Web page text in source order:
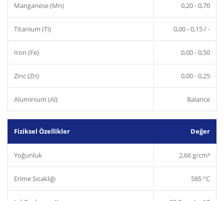
Manganese (Mn) 0,20 - 0,70
Titanium (Ti) 0,00 - 0,15 / -
Iron (Fe) 0,00 - 0,50
Zinc (Zn) 0,00 - 0,25
Aluminium (Al) Balance
Fiziksel Özellikler Değer
Yoğunluk 2,66 g/cm³
Erime Sıcaklığı 585 °C